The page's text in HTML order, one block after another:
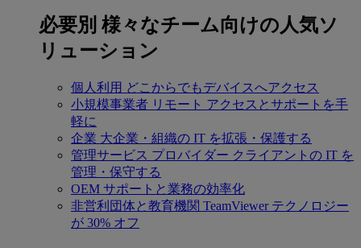
必要別 様々なチーム向けの人気ソ
リューション
個人利用 どこからでもデバイスへアクセス
小規模事業者 リモート アクセスとサポートを手
軽に
企業 大企業・組織の IT を拡張・保護する
管理サービス プロバイダー クライアントの IT を
管理・保守する
OEM サポートと業務の効率化
非営利団体と教育機関 TeamViewer テクノロジー
が 30% オフ